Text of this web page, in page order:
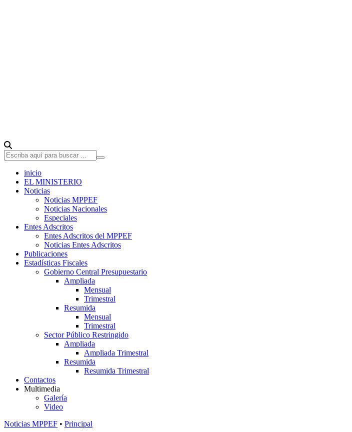
inicio
EL MINISTERIO
Noticias
Noticias MPPEF
Noticias Nacionales
Especiales
Entes Adscritos
Entes Adscritos del MPPEF
Noticias Entes Adscritos
Publicaciones
Estadísticas Fiscales
Gobierno Central Presupuestario
Ampliada
Mensual
Trimestral
Resumida
Mensual
Trimestral
Sector Público Restringido
Ampliada
Ampliada Trimestral
Resumida
Resumida Trimestral
Contactos
Multimedia
Galería
Video
Noticias MPPEF • Principal